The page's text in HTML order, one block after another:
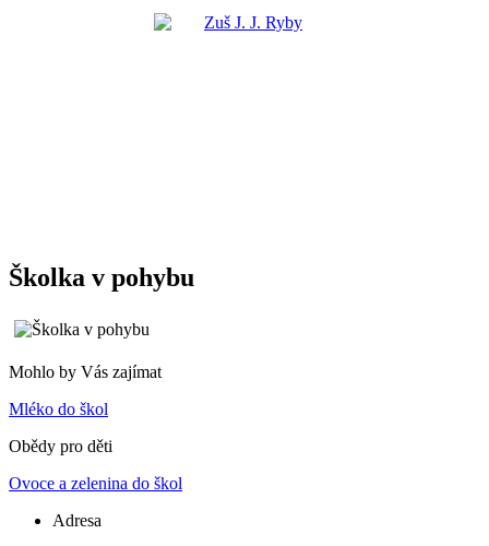
Školka v pohybu
Mohlo by Vás zajímat
Mléko do škol
Obědy pro děti
Ovoce a zelenina do škol
Adresa